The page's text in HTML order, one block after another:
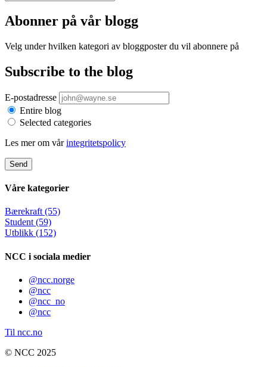
Abonner på vår blogg
Velg under hvilken kategori av bloggposter du vil abonnere på
Subscribe to the blog
E-postadresse
Entire blog
Selected categories
Les mer om vårintegritetspolicy
Send
Våre kategorier
Bærekraft (55)
Student (59)
Utblikk (152)
NCC i sociala medier
@ncc.norge
@ncc
@ncc_no
@ncc
Til ncc.no
© NCC 2025